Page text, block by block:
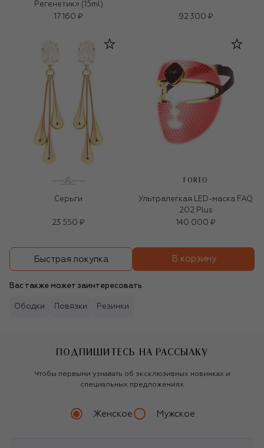
Регенетик» (15ml)
17 160 ₽
92 300 ₽
Серьги
23 550 ₽
FOREO
Ультралегкая LED-маска FAQ
202 Plus
140 000 ₽
Быстрая покупка В корзину
Вас также может заинтересовать
Ободки Повязки Резинки
ПОДПИШИТЕСЬ НА РАССЫЛКУ
Чтобы первыми узнавать об эксклюзивных новинках и
специальных предложениях
Женское Мужское